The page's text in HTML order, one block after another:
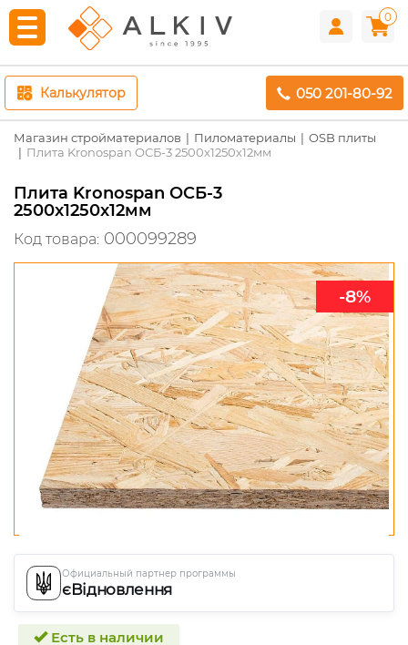
0
Калькулятор 050 201-80-92
Магазин стройматериалов Пиломатериалы
OSB плиты
Плита Kronospan ОСБ-3 2500x1250x12мм
Плита Kronospan ОСБ-3
2500x1250x12мм
Код товара: 000099289
-8%
Официальный партнер программы
єВідновлення
Есть в наличии